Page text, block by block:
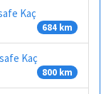
Kaç
684 km
Kaç
800 km